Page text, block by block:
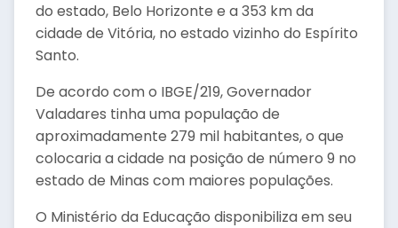
do estado, Belo Horizonte e a 353 km da
cidade de Vitória, no estado vizinho do Espírito
Santo.
De acordo com o IBGE/219, Governador
Valadares tinha uma população de
aproximadamente 279 mil habitantes, o que
colocaria a cidade na posição de número 9 no
estado de Minas com maiores populações.
O Ministério da Educação disponibiliza em seu